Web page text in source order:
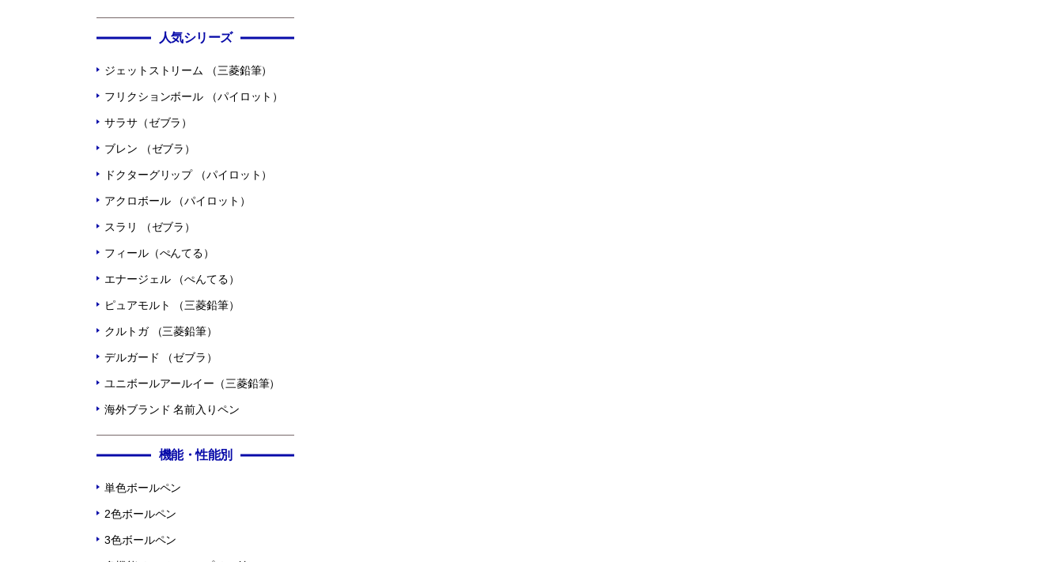
人気シリーズ
ジェットストリーム （三菱鉛筆）
フリクションボール （パイロット）
サラサ（ゼブラ）
ブレン （ゼブラ）
ドクターグリップ （パイロット）
アクロボール （パイロット）
スラリ （ゼブラ）
フィール（ぺんてる）
エナージェル （ぺんてる）
ピュアモルト （三菱鉛筆）
クルトガ （三菱鉛筆）
デルガード （ゼブラ）
ユニボールアールイー（三菱鉛筆）
海外ブランド 名前入りペン
機能・性能別
単色ボールペン
2色ボールペン
3色ボールペン